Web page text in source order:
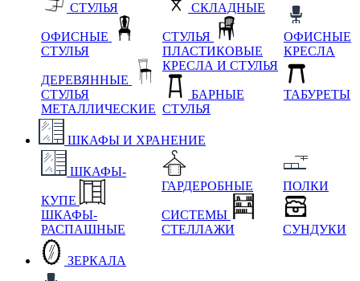
СТУЛЬЯ
ОФИСНЫЕ
СТУЛЬЯ
ДЕРЕВЯННЫЕ
СТУЛЬЯ
МЕТАЛЛИЧЕСКИЕ
СКЛАДНЫЕ
СТУЛЬЯ
ПЛАСТИКОВЫЕ
КРЕСЛА И СТУЛЬЯ
БАРНЫЕ
СТУЛЬЯ
ОФИСНЫЕ
КРЕСЛА
ТАБУРЕТЫ
ШКАФЫ И ХРАНЕНИЕ
ШКАФЫ-
КУПЕ
ШКАФЫ-
РАСПАШНЫЕ
ГАРДЕРОБНЫЕ
СИСТЕМЫ
СТЕЛЛАЖИ
ПОЛКИ
СУНДУКИ
ЗЕРКАЛА